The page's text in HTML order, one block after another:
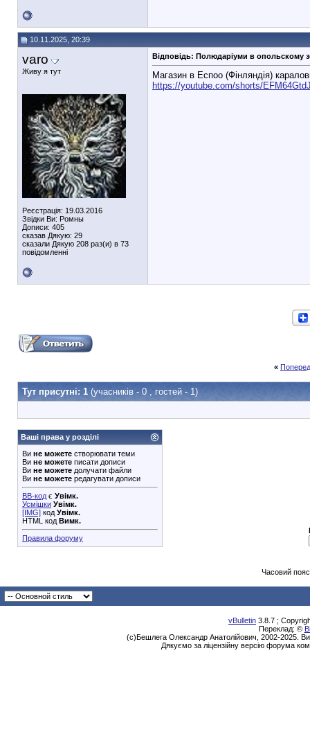
10.11.2025, 20:39
varo
Живу я тут
Реєстрація: 19.03.2016
Звідки Ви: Ромны
Дописи: 405
сказав Дякую: 29
сказали Дякую 208 раз(и) в 73
повідомленні
Відповідь: Полюдаріуми в опольскому
Магазин в Еспоо (Фінляндія)
https://youtube.com/shorts/
«
Тут присутні: 1 (учасників - 0 , гостей - 1)
Ваші права у розділі
Ви не можете створювати теми
Ви не можете писати дописи
Ви не можете долучати файли
Ви не можете редагувати дописи
BB-код є Увімк.
Усмішки Увімк.
[IMG] код Увімк.
HTML код Вимк.
Правила форуму
Часовий
vBulletin 3.8.7 ;
Переклад: ©
(с)Бешлега Олександр Анатолійович, 2002-2025.
Дякуємо за ліцензійну версію форума